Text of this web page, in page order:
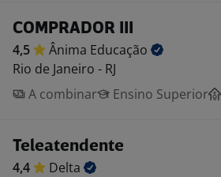
COMPRADOR III
4,5 Ânima Educação
Rio de Janeiro - RJ
A combinar
Ensino Superior
Teleatendente
4,4
Delta